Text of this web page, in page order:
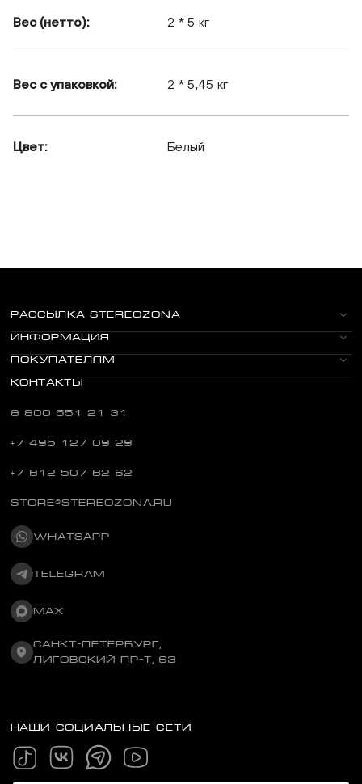
Вес (нетто): 2 * 5 кг
Вес с упаковкой: 2 * 5,45 кг
Цвет: Белый
РАССЫЛКА STEREOZONA
ИНФОРМАЦИЯ
ПОКУПАТЕЛЯМ
КОНТАКТЫ
8 800 551 21 31
+7 495 127 09 29
+7 812 507 82 62
STORE@STEREOZONA.RU
WHATSAPP
TELEGRAM
MAX
САНКТ-ПЕТЕРБУРГ,
ЛИГОВСКИЙ ПР-Т, 63
НАШИ СОЦИАЛЬНЫЕ СЕТИ